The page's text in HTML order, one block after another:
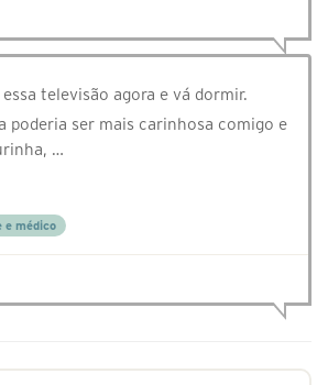
televisão agora e vá dormir.
poderia ser mais carinhosa comigo e
…
e médico